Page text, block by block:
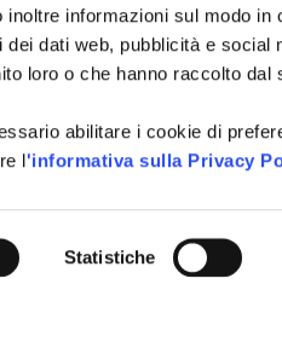
informazioni sul modo in
dati web, pubblicità e social
loro o che hanno raccolto dal
abilitare i cookie di
l'informativa sulla Privacy
Statistiche
newsletter
Si, voglio
città, idee per i
vivere Cattolica
Consenso*
Acconsento
definito